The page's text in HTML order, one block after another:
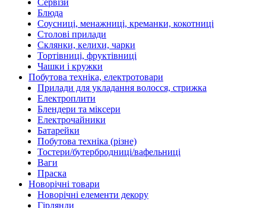
Сервізи
Блюда
Соусниці, менажниці, креманки, кокотниці
Столові прилади
Склянки, келихи, чарки
Тортівниці, фруктівниці
Чашки і кружки
Побутова техніка, електротовари
Прилади для укладання волосся, стрижка
Електроплити
Блендери та міксери
Електрочайники
Батарейки
Побутова техніка (різне)
Тостери/бутербродниці/вафельниці
Ваги
Праска
Новорічні товари
Новорічні елементи декору
Гірлянди